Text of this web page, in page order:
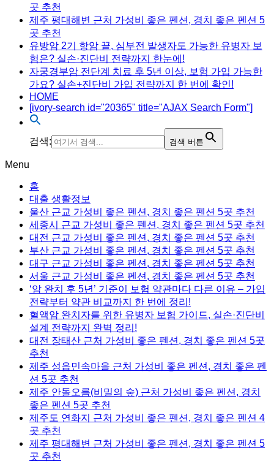
곳 추천
제주 평대해변 근처 가성비 좋은 펜션, 경치 좋은 펜션 5
곳 추천
유방암 2기 항암 끝, 심부전 발생자도 가능한 유병자 보
험은? 실손·진단비 전략까지 한눈에!
자궁경부암 전단계 치료 후 5년 이상, 보험 가입 가능한
가요? 실손+진단비 가입 전략까지 한 번에 확인!
HOME
[ivory-search id="20365" title="AJAX Search Form"]
검색: 검색 버튼
Menu
홈
대출 생활정보
울산 근교 가성비 좋은 펜션, 경치 좋은 펜션 5곳 추천
세종시 근교 가성비 좋은 펜션, 경치 좋은 펜션 5곳 추천
대전 근교 가성비 좋은 펜션, 경치 좋은 펜션 5곳 추천
부산 근교 가성비 좋은 펜션, 경치 좋은 펜션 5곳 추천
대구 근교 가성비 좋은 펜션, 경치 좋은 펜션 5곳 추천
서울 근교 가성비 좋은 펜션, 경치 좋은 펜션 5곳 추천
‘암 완치 후 5년’ 기준이 보험 약관마다 다른 이유 – 가입
전략부터 약관 비교까지 한 번에 정리!
혈액암 완치자를 위한 유병자 보험 가이드, 실손·진단비
설계 전략까지 완벽 정리!
대전 장태산 근처 가성비 좋은 펜션, 경치 좋은 펜션 5곳
추천
제주 성읍민속마을 근처 가성비 좋은 펜션, 경치 좋은 펜
션 5곳 추천
제주 안돌오름(비밀의 숲) 근처 가성비 좋은 펜션, 경치
좋은 펜션 5곳 추천
제주도 연화지 근처 가성비 좋은 펜션, 경치 좋은 펜션 4
곳 추천
제주 평대해변 근처 가성비 좋은 펜션, 경치 좋은 펜션 5
곳 추천